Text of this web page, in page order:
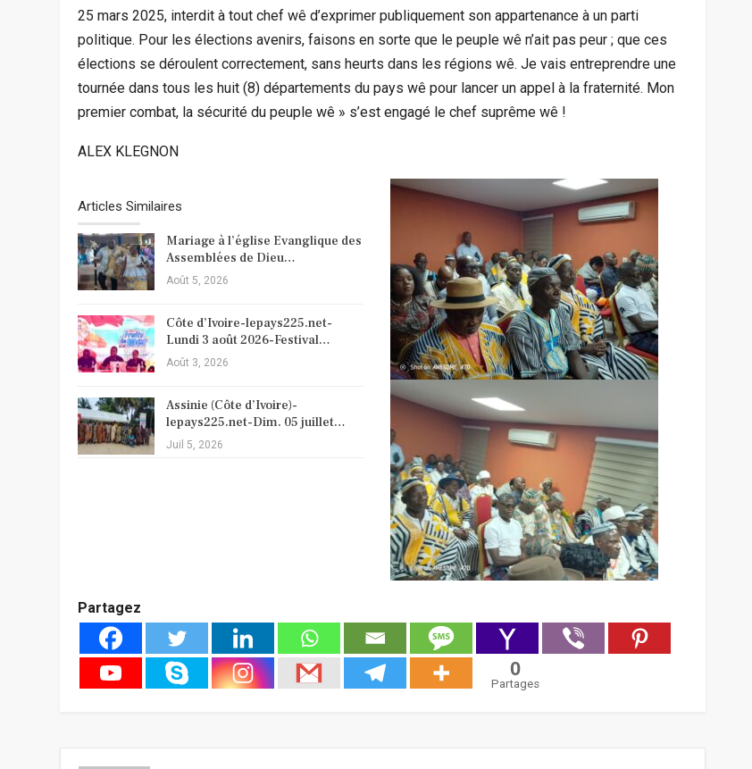
25 mars 2025, interdit à tout chef wê d’exprimer publiquement son appartenance à un parti
politique. Pour les élections avenirs, faisons en sorte que le peuple wê n’ait pas peur ; que ces
élections se déroulent correctement, sans heurts dans les régions wê. Je vais entreprendre une
tournée dans tous les huit (8) départements du pays wê pour lancer un appel à la fraternité. Mon
premier combat, la sécurité du peuple wê » s’est engagé le chef suprême wê !
ALEX KLEGNON
Articles Similaires
Mariage à l’église Evanglique des
Assemblées de Dieu…
Août 5, 2026
Côte d’Ivoire-lepays225.net-
Lundi 3 août 2026-Festival…
Août 3, 2026
Assinie (Côte d’Ivoire)-
lepays225.net-Dim. 05 juillet…
Juil 5, 2026
Partagez
0
Partages